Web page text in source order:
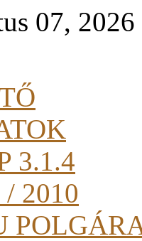
07, 2026
3.1.4
/ 2010